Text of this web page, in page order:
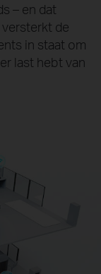
– en dat
de
in staat om
last hebt van